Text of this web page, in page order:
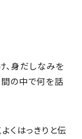
、身だしなみを
の中で何を話
くはっきりと伝